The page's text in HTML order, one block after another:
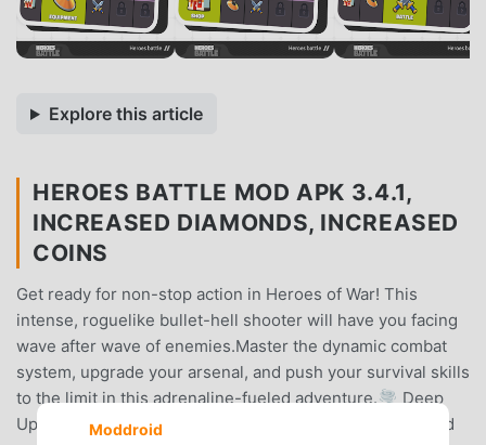
Explore this article
HEROES BATTLE MOD APK 3.4.1,
INCREASED DIAMONDS, INCREASED
COINS
Get ready for non-stop action in Heroes of War! This
intense, roguelike bullet-hell shooter will have you facing
wave after wave of enemies.Master the dynamic combat
system, upgrade your arsenal, and push your survival skills
to the limit in this adrenaline-fueled adventure.🌪️ Deep
Upgrade System – Cleverly combine skills, weapons, and
Moddroid